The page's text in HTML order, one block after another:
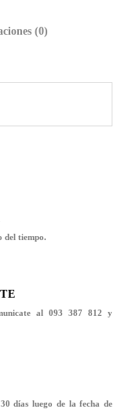
(0)
del tiempo.
al 093 387 812 y
días luego de la fecha de